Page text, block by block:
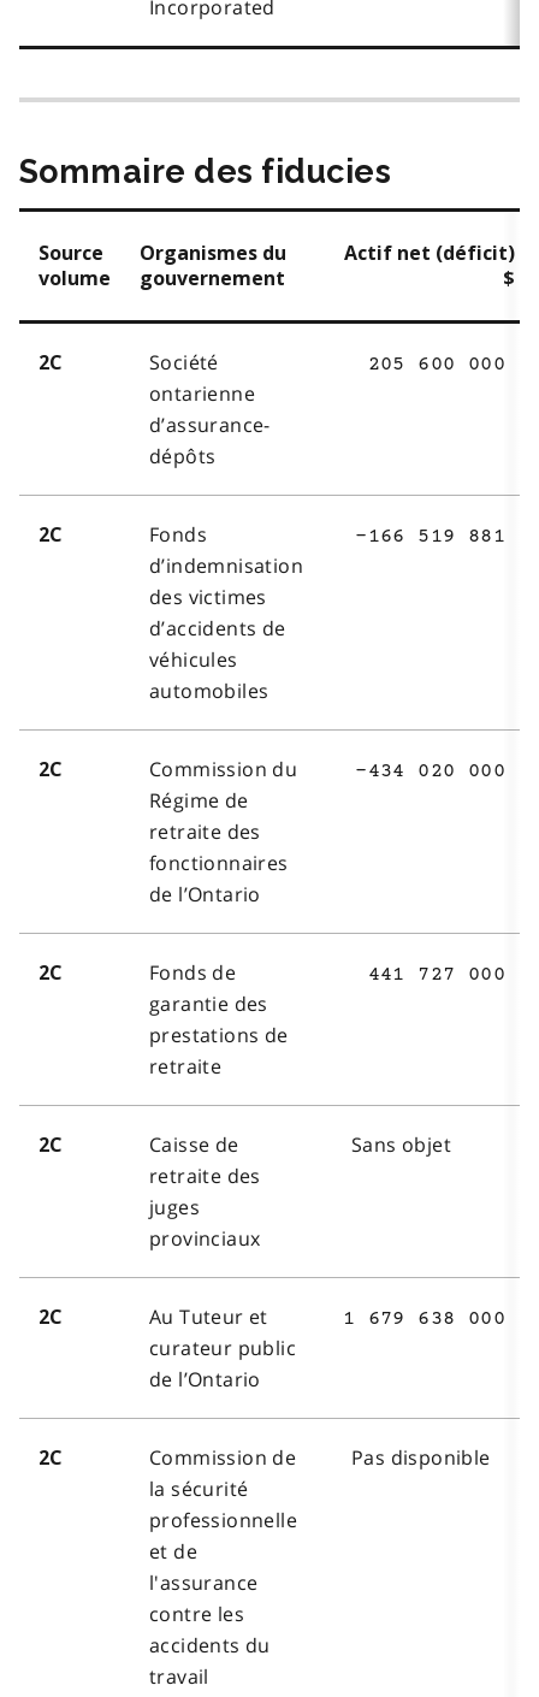
Incorporated
Sommaire des fiducies
Source
volume
Organismes du
gouvernement
Actif net (déficit)
$
2C
Société
ontarienne
d’assurance-
dépôts
205 600 000
2C
Fonds
d’indemnisation
des victimes
d’accidents de
véhicules
automobiles
-166 519 881
2C
Commission du
Régime de
retraite des
fonctionnaires
de l’Ontario
-434 020 000
2C
Fonds de
garantie des
prestations de
retraite
441 727 000
2C
Caisse de
retraite des
juges
provinciaux
Sans objet
2C
Au Tuteur et
curateur public
de l’Ontario
1 679 638 000
2C
Commission de
la sécurité
professionnelle
et de
l'assurance
contre les
accidents du
travail
Pas disponible